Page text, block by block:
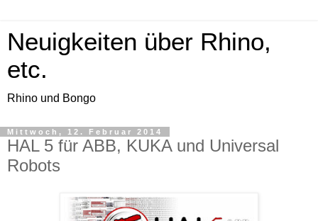
Neuigkeiten über Rhino,
etc.
Rhino und Bongo
Mittwoch, 12. Februar 2014
HAL 5 für ABB, KUKA und Universal
Robots